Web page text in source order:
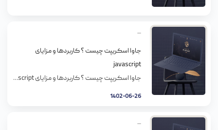
جاوا اسکریپت چیست ؟ کاربردها و مزایای
javascript
جاوا اسکریپت چیست ؟ کاربردها و مزایای javascript قطعا کسانی به حوزه برنامه نویسی علاقمند هستند، دیر یا زود یک زبان برنامه نویسی را برای یادگیری انتخاب می‌کنند. زبان‌های برنامه نویسی زیادی وجود دارد که جاوا اسکریپت جزو محبوب‌ترین آنها به شمار می‌رود. برای اینکه شما بتوانید بهترین زبان برنامه نویسی را انتخاب کنید، باید […]
1402-06-26